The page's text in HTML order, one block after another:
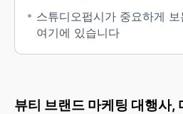
스튜디오펍시가 중요하게
여기에 있습니다
뷰티 브랜드 마케팅 대행사,